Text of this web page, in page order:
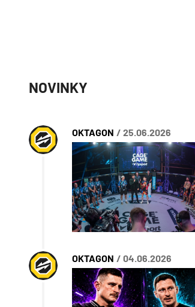
NOVINKY
OKTAGON / 25.06.2026
OKTAGON / 04.06.2026